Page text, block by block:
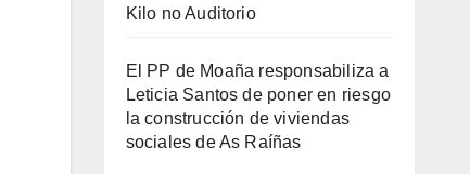
Kilo no Auditorio
El PP de Moaña responsabiliza a
Leticia Santos de poner en riesgo
la construcción de viviendas
sociales de As Raíñas